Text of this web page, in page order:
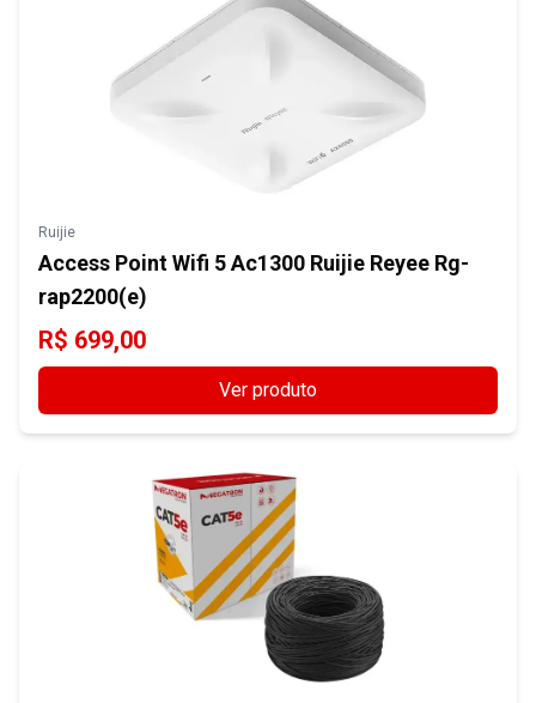
Ruijie
Access Point Wifi 5 Ac1300 Ruijie Reyee Rg-
rap2200(e)
R$ 699,00
Ver produto